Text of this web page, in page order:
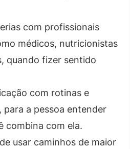
com profissionais
médicos, nutricionistas
quando fizer sentido
com rotinas e
para a pessoa entender
combina com ela.
usar caminhos de maior